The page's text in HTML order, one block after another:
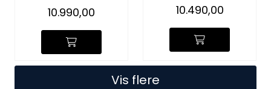
10.990,00 10.490,00
Vis flere